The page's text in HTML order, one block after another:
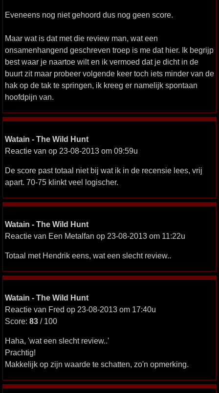
Eveneens nog niet gehoord dus nog geen score.
Maar wat is dat met die review man, wat een
onsamenhangend geschreven troep is me dat hier. Ik begrijp
best waar je naartoe wilt en ik vermoed dat je dicht in de
buurt zit maar probeer volgende keer toch iets minder van de
hak op de tak te springen, ik kreeg er namelijk spontaan
hoofdpijn van.
Watain - The Wild Hunt
Reactie van op 23-08-2013 om 09:59u
De score past totaal niet bij wat ik in de recensie lees, vrij
apart. 70-75 klinkt veel logischer.
Watain - The Wild Hunt
Reactie van Een Metalfan op 23-08-2013 om 11:22u
Totaal met Hendrik eens, wat een slecht review..
Watain - The Wild Hunt
Reactie van Fred op 23-08-2013 om 17:40u
Score: 83 / 100
Haha, 'wat een slecht review..'
Prachtig!
Makkelijk op zijn waarde te schatten, zo'n opmerking.